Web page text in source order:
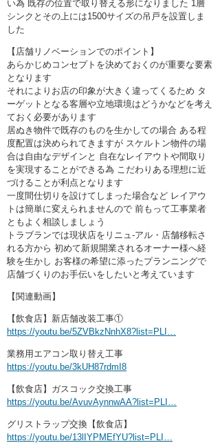
い為 既存の位置で取り替える形になりました 1層
シンクとその上には1500サイズの吊戸を設置しま
した
【店舗リノベーションでのポイント】
あらかじめコンセプトを決めておくのが重要な要素
となります
それによりお店の印象が大きく違ってくるため タ
ーゲットとなる客層や立地環境はどうかなどを考え
ておく必要があります
居ぬき物件で既存のものを生かしての場合 ある程
度配置は決められてきますが スケルトン物件の場
合は自由なデザインと 自在なレイアウトや間取り
を実現することができる為 こだわりある理想に近
づけることが利点となります
一度間仕切りを設けてしまった場合など レイアウ
トは簡単に変えられませんので 前もって工事業者
ともよく相談しましょう
トラブランでは現状店をリニュ-アル・店舗移転さ
れる方から 初めて新規開業されるオーナー様へ経
験を生かし お客様の希望に添ったプランニングで
店舗づくりのお手伝いをしたいと考えています
【関連動画】
【飲食店】新店舗改装工事①
https://youtu.be/5ZVBkzNnhX8?list=PLI…
業務用エアコン取り替え工事
https://youtu.be/3kUH87rdmI8
【飲食店】ガスコック交換工事
https://youtu.be/AvuvAynnwAA?list=PLI…
グリストラップ交換【飲食店】
https://youtu.be/13lIYPMEfYU?list=PLI…